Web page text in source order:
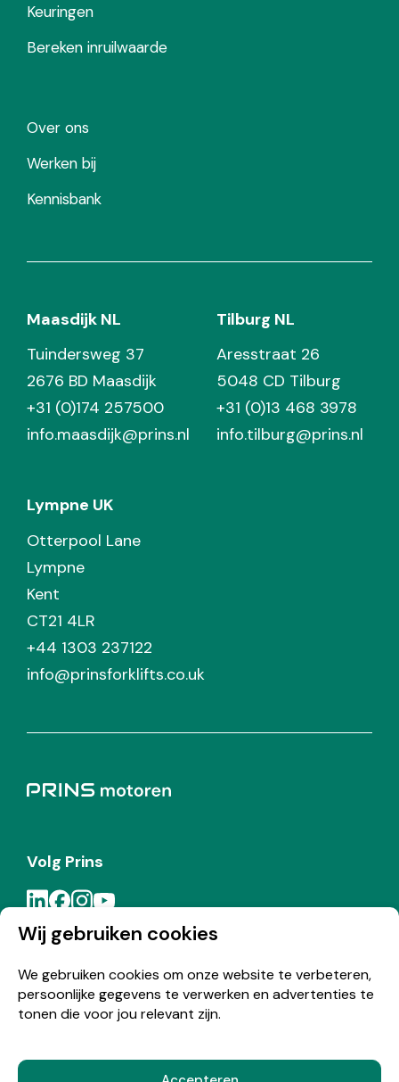
Wij gebruiken cookies
We gebruiken cookies om onze website te verbeteren,
persoonlijke gegevens te verwerken en advertenties te
tonen die voor jou relevant zijn.
Keuringen
Bereken inruilwaarde
Over ons
Werken bij
Kennisbank
Maasdijk NL
Tuindersweg 37
2676 BD Maasdijk
+31 (0)174 257500
info.maasdijk@prins.nl
Tilburg NL
Aresstraat 26
5048 CD Tilburg
+31 (0)13 468 3978
info.tilburg@prins.nl
Lympne UK
Otterpool Lane
Lympne
Kent
CT21 4LR
+44 1303 237122
info@prinsforklifts.co.uk
Volg Prins
Meld je aan voor de Prins nieuwsbrief